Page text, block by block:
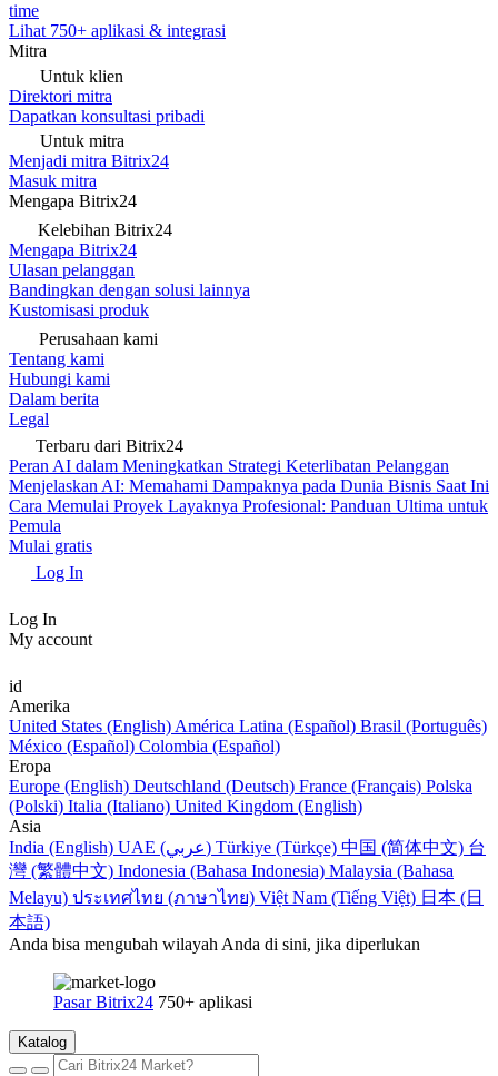
time
Lihat 750+ aplikasi & integrasi
Mitra
Untuk klien
Direktori mitra
Dapatkan konsultasi pribadi
Untuk mitra
Menjadi mitra Bitrix24
Masuk mitra
Mengapa Bitrix24
Kelebihan Bitrix24
Mengapa Bitrix24
Ulasan pelanggan
Bandingkan dengan solusi lainnya
Kustomisasi produk
Perusahaan kami
Tentang kami
Hubungi kami
Dalam berita
Legal
Terbaru dari Bitrix24
Peran AI dalam Meningkatkan Strategi Keterlibatan Pelanggan
Menjelaskan AI: Memahami Dampaknya pada Dunia Bisnis Saat Ini
Cara Memulai Proyek Layaknya Profesional: Panduan Ultima untuk
Pemula
Mulai gratis
Log In
Log In
My account
id
Amerika
United States (English) América Latina (Español) Brasil (Português)
México (Español) Colombia (Español)
Eropa
Europe (English) Deutschland (Deutsch) France (Français) Polska
(Polski) Italia (Italiano) United Kingdom (English)
Asia
India (English)
UAE (عربي) Türkiye (Türkçe) 中国 (简体中文) 台
灣 (繁體中文) Indonesia (Bahasa Indonesia) Malaysia (Bahasa
Melayu) ประเทศไทย (ภาษาไทย) Việt Nam (Tiếng Việt) 日本 (日
本語)
Anda bisa mengubah wilayah Anda di sini, jika diperlukan
Pasar Bitrix24 750+ aplikasi
Katalog